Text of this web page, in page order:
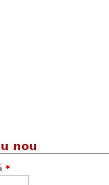
nou
*